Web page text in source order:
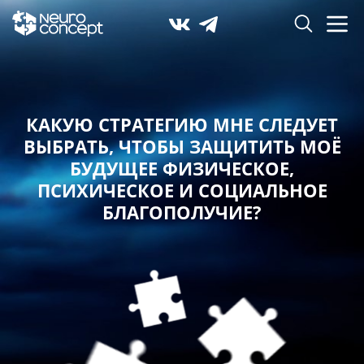
КАКУЮ СТРАТЕГИЮ МНЕ СЛЕДУЕТ
ВЫБРАТЬ,ЧТОБЫ ЗАЩИТИТЬ МОЁ
БУДУЩЕЕ ФИЗИЧЕСКОЕ,
ПСИХИЧЕСКОЕ И СОЦИАЛЬНОЕ
БЛАГОПОЛУЧИЕ?